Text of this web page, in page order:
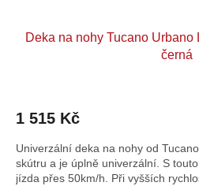
Deka na nohy Tucano
černá
1 515 Kč
Univerzální deka na nohy od
skútru a je úplně univerzální. S
jízda přes 50km/h. Při vyšších